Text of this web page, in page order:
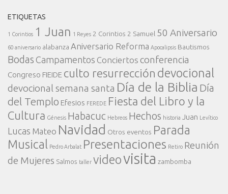
ETIQUETAS
1 Corintios 1 Juan 1 Reyes 2 Corintios 2 Samuel 50 Aniversario
60 aniversario alabanza Aniversario Reforma Apocalipsis Bautismos
Bodas Campamentos Conciertos conferencia
Congreso FIEIDE culto resurrección devocional
devocional semana santa Día de la Biblia Día
del Templo Efesios FEREDE Fiesta del Libro y la
Cultura Génesis Habacuc Hebreos Hechos historia Juan Levítico
Lucas Mateo Navidad Otros eventos Parada
Musical
Pedro Arbalat Presentaciones Retiro Reunión
de Mujeres Salmos taller videovisita zambomba